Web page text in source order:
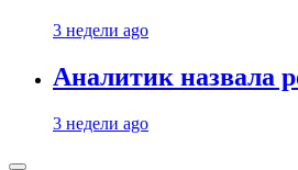
3 недели ago
Аналитик назвала
3 недели ago